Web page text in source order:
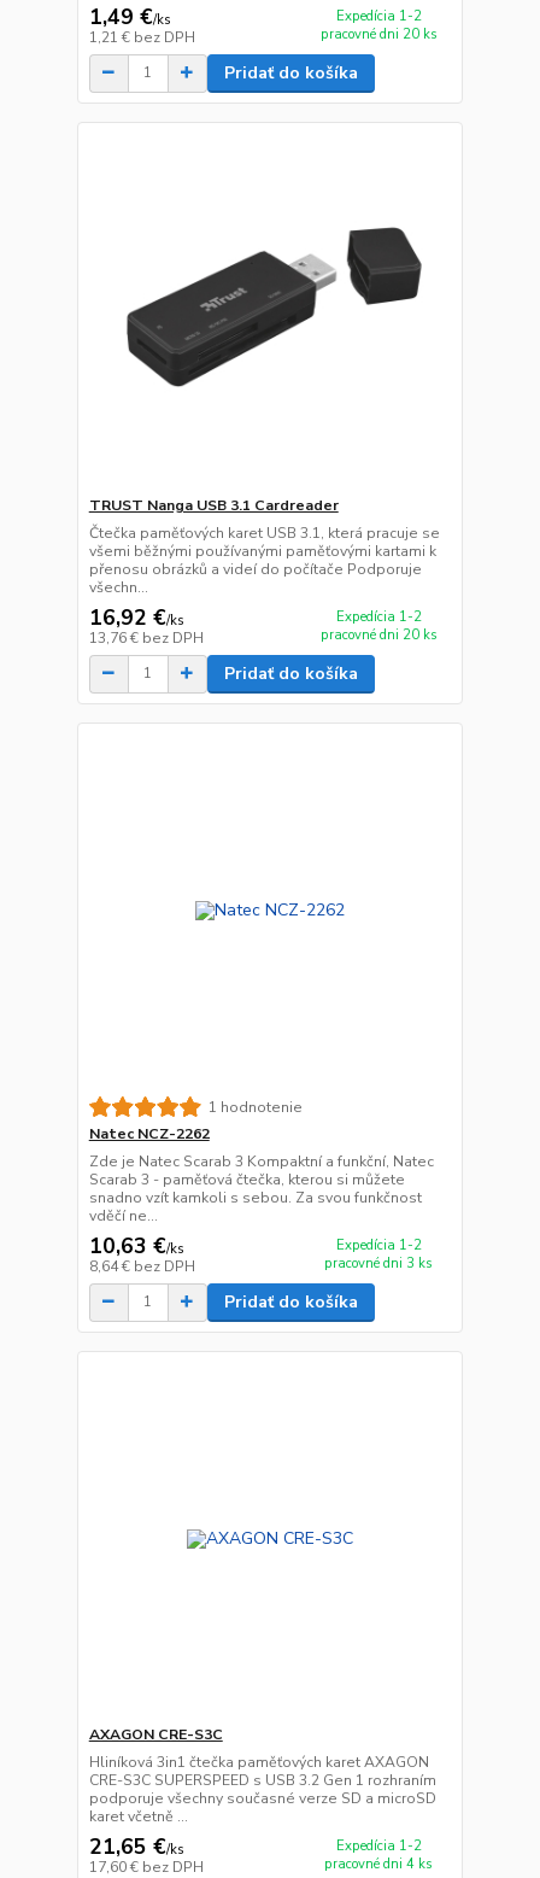
1,49 €/ks
1,21 € bez DPH
Expedícia 1-2
pracovné dni 20 ks
Pridať do košíka
TRUST Nanga USB 3.1 Cardreader
Čtečka paměťových karet USB 3.1, která pracuje se
všemi běžnými používanými paměťovými kartami k
přenosu obrázků a videí do počítače Podporuje
všechn...
16,92 €/ks
13,76 € bez DPH
Expedícia 1-2
pracovné dni 20 ks
Pridať do košíka
1 hodnotenie
Natec NCZ-2262
Zde je Natec Scarab 3 Kompaktní a funkční, Natec
Scarab 3 - paměťová čtečka, kterou si můžete
snadno vzít kamkoli s sebou. Za svou funkčnost
vděčí ne...
10,63 €/ks
8,64 € bez DPH
Expedícia 1-2
pracovné dni 3 ks
Pridať do košíka
AXAGON CRE-S3C
Hliníková 3in1 čtečka paměťových karet AXAGON
CRE-S3C SUPERSPEED s USB 3.2 Gen 1 rozhraním
podporuje všechny současné verze SD a microSD
karet včetně ...
21,65 €/ks
17,60 € bez DPH
Expedícia 1-2
pracovné dni 4 ks